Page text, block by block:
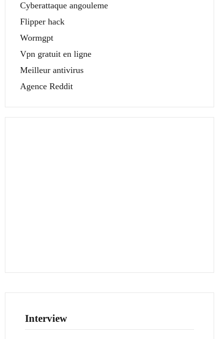
Cyberattaque angouleme
Flipper hack
Wormgpt
Vpn gratuit en ligne
Meilleur antivirus
Agence Reddit
Interview